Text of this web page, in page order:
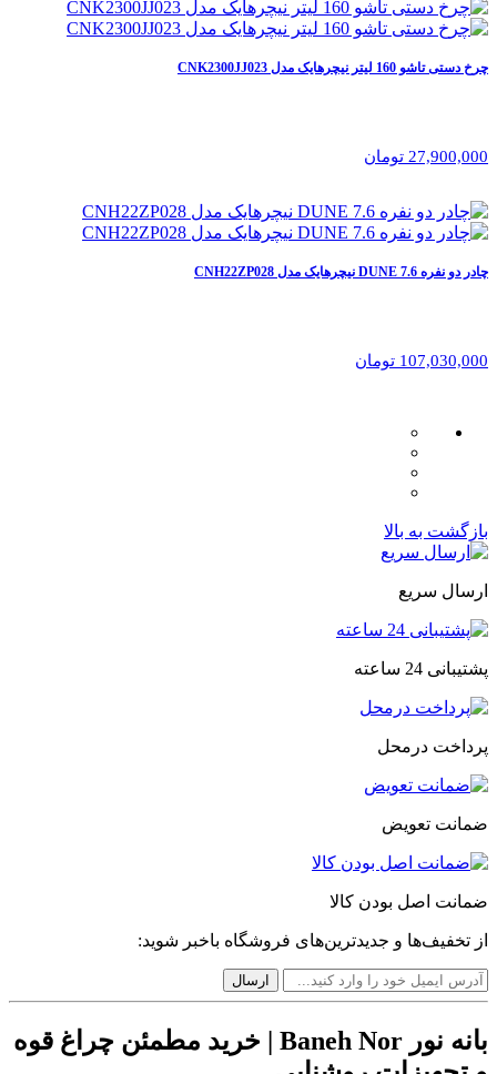
چرخ دستی تاشو 160 لیتر نیچرهایک مدل CNK2300JJ023
27,900,000 تومان
چادر دو نفره 7.6 DUNE نیچرهایک مدل CNH22ZP028
107,030,000 تومان
بازگشت به بالا
ارسال سریع
پشتیبانی 24 ساعته
پرداخت درمحل
ضمانت تعویض
ضمانت اصل بودن کالا
از تخفیف‌ها و جدیدترین‌های فروشگاه باخبر شوید:
بانه نور Baneh Nor | خرید مطمئن چراغ قوه